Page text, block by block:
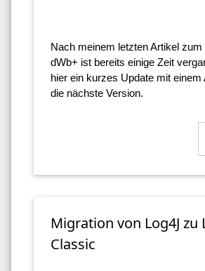
Nach meinem letzten Artikel zum
dWb+ ist bereits einige Zeit
hier ein kurzes Update mit einem
die nächste Version.
Migration von Log4J zu
Classic